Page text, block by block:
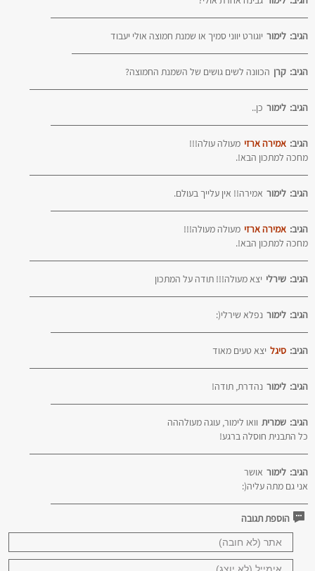
לימור הגיב: יוגורט יווני סמיך או שמנת חמוצה אולי יעבוד
קרן הגיב: הכוונה לשים גושים של השמנת החמוצה?
לימור הגיב: כן..
אמירה ארזי הגיב:
מעולה עולה!!!
מחכה למתכון הבא!.
לימור הגיב: אמירה!! אין עלייך בעולם.
אמירה ארזי הגיב:
מעולה מעולה!!!
מחכה למתכון הבא!.
שירלי הגיב: יצא מעולה!!! תודה על המתכון
לימור הגיב: נפלא שירלי(:
סיגל הגיב: יצא טעים מאוד
לימור הגיב: נהדרת, תודה!
שמרית הגיב:
וואו לימור, עוגה מעולההה
כל התבנית חוסלה ברגע!
לימור הגיב:
אושר
אני גם מתה עליה(:
הוספת תגובה